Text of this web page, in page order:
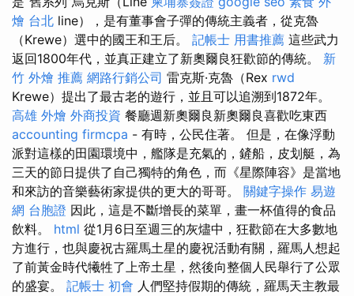
燴 台北 line），是有董事會子彈的傳統主義者，從克魯
（Krewe）選中的國王和王后。 記帳士 用書推薦 這些武力
返回1800年代，並真正建立了新奧爾良狂歡節的傳統。 新
竹 外燴 推薦 網路行銷公司 雷克斯·克魯（Rex rwd
Krewe）提出了最古老的遊行，並且可以追溯到1872年。
高雄 外燴 外商投資 餐廳週新奧爾良新奧爾良喜歡吃東西
accounting firmcpa - 有時，公民住著。 但是，在像浮動
派對這樣的田園環境中，艦隊是充氣的，鏟船，皮划艇，為
三天的節日提供了自己獨特的角色，而《星際陣容》是當地
和來訪的音樂藝術家提供的更大的哥哥。 關鍵字操作 易遊
網 台胞證 因此，這是不斷增長的菜單，畫一杯值得的食品
飲料。 html 從1月6日至週三的灰燼中，狂歡節在大多數地
方進行，也與慶祝古羅馬土星的慶祝活動有關，羅馬人想起
了前黃金時代犧牲了上帝土星，然後向整個人民舉行了公眾
的盛宴。 記帳士 初會 人們堅持假期的傳統，羅馬天主教最